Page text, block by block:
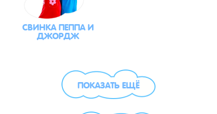
СВИНКА ПЕППА И
ДЖОРДЖ
ПОКАЗАТЬ ЕЩЁ